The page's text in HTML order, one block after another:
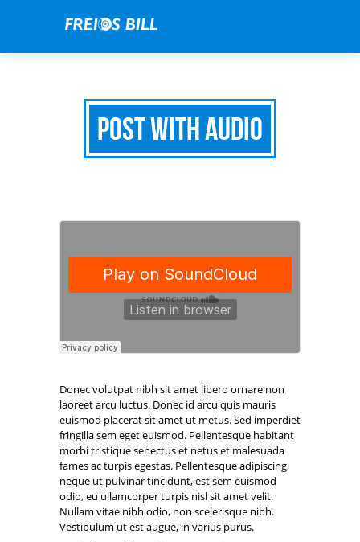
Post with Audio
Donec volutpat nibh sit amet libero ornare non
laoreet arcu luctus. Donec id arcu quis mauris
euismod placerat sit amet ut metus. Sed imperdiet
fringilla sem eget euismod. Pellentesque habitant
morbi tristique senectus et netus et malesuada
fames ac turpis egestas. Pellentesque adipiscing,
neque ut pulvinar tincidunt, est sem euismod
odio, eu ullamcorper turpis nisl sit amet velit.
Nullam vitae nibh odio, non scelerisque nibh.
Vestibulum ut est augue, in varius purus.